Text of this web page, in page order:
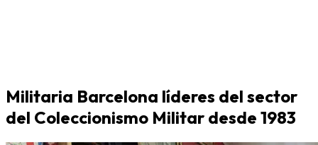
Militaria Barcelona líderes del sector
del Coleccionismo Militar desde 1983